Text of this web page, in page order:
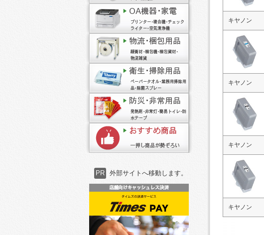
PR 外部サイトへ移動します。
キヤノン
キヤノン
キヤノン
キヤノン